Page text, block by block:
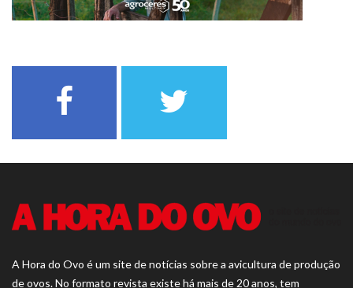
A Hora do Ovo é um site de notícias sobre a avicultura de produção
de ovos. No formato revista existe há mais de 20 anos, tem